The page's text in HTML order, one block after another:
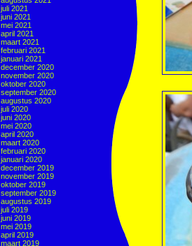
juli 2021
juni 2021
mei 2021
april 2021
maart 2021
februari 2021
januari 2021
december 2020
november 2020
oktober 2020
september 2020
augustus 2020
juli 2020
juni 2020
mei 2020
april 2020
maart 2020
februari 2020
januari 2020
december 2019
november 2019
oktober 2019
september 2019
augustus 2019
juli 2019
juni 2019
mei 2019
april 2019
maart 2019